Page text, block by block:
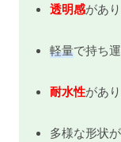
透明感があ
軽量で持ち
耐水性があ
多様な形状